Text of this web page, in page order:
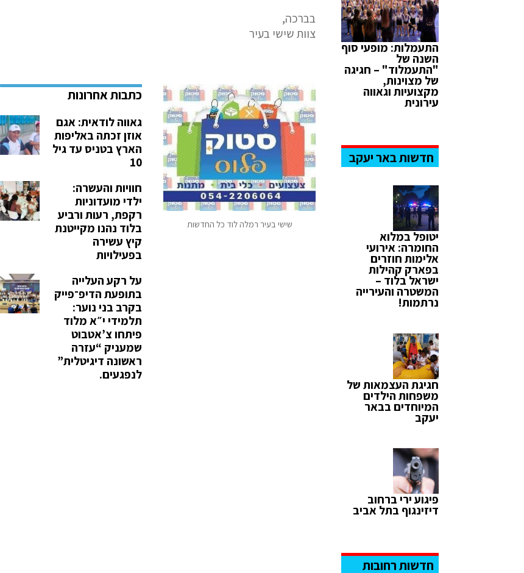
בברכה,
צוות שישי בעיר
שישי בעיר רמלה לוד כל החדשות
גאווה לודאית: אגם
אוזן זכתה באליפות
הארץ בטניס עד גיל
10
חוויות והעשרה:
ילדי מועדוניות
רקפת, רעות ורביע
בלוד נהנו מקייטנת
קיץ עשירה
בפעילויות
על רקע העלייה
בתופעת הדיפ־פייק
בקרב בני נוער:
תלמידי י״א מלוד
פיתחו צ’אטבוט
שמעניק “עזרה
ראשונה דיגיטלית”
לנפגעים.
התעמלות: מופעי סוף
השנה של
"התעמלוד" – חגיגה
של מצוינות,
מקצועיות וגאווה
עירונית
חדשות באר יעקב
יטופל במלוא
החומרה: אירועי
אלימות חוזרים
בפארק קהילות
ישראל בלוד –
המשטרה והעירייה
נרתמות!
חגיגת העצמאות של
משפחות הילדים
המיוחדים בבאר
יעקב
פיגוע ירי ברחוב
דיזינגוף בתל אביב
חדשות רחובות